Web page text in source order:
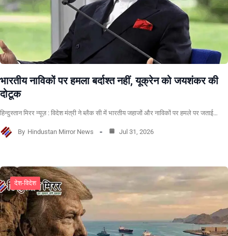
भारतीय नाविकों पर हमला बर्दाश्त नहीं, यूक्रेन को जयशंकर की
दोटूक
हिन्दुस्तान मिरर न्यूज़ : विदेश मंत्री ने ब्लैक सी में भारतीय जहाजों और नाविकों पर हमले पर जताई…
By Hindustan Mirror News Jul 31, 2026
देश-विदेश